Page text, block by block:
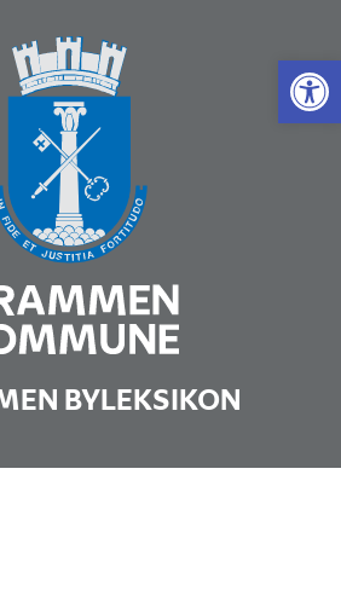
Vis
BYLEKSIKON